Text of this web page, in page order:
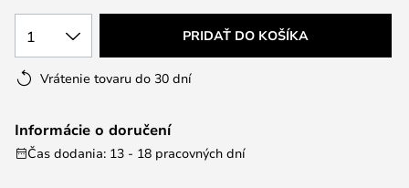
1 PRIDAŤ DO KOŠÍKA
Vrátenie tovaru do 30 dní
Informácie o doručení
Čas dodania: 13 - 18 pracovných dní